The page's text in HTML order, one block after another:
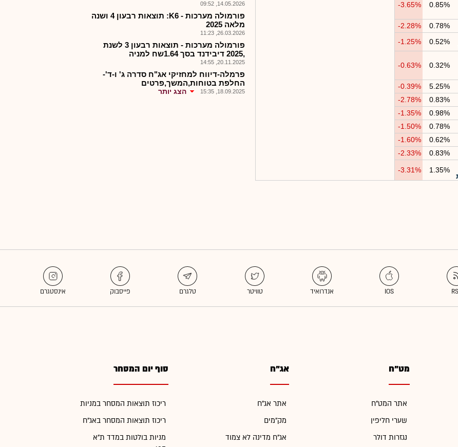
0.85%
-3.65%
0.78%
-2.28%
0.52%
-1.25%
0.32%
-0.63%
5.25%
-0.39%
0.83%
-2.78%
0.98%
-1.35%
0.78%
-1.50%
0.62%
-1.60%
0.83%
-2.33%
1.35%
-3.31%
14.05.2026, 09:52
פורמולה מערכות - K6: תוצאות רבעון 4 ושנה
מלאה 2025
26.03.2026, 11:23
פורמולה מערכות - תוצאות רבעון 3 לשנת
,2025 דיבידנד בסך 1.64שח למניה
20.11.2025, 14:55
פרמלה-דיווח למחזיקי אג"ח סדרה ג' ו-ד'-
החלפת בטוחות,המשך,פרטים
18.09.2025, 15:35 הצג יותר
מט"ח
אתר המט"ח
שערי חליפין
נגזרות דולר
אג"ח
אתר אג"ח
מק"מים
אג"ח מדינה לא צמוד
סוף יום המסחר
ריכוז תוצאות המסחר במניות
ריכוז תוצאות המסחר באג"ח
מניות בולטות במדד ת"א